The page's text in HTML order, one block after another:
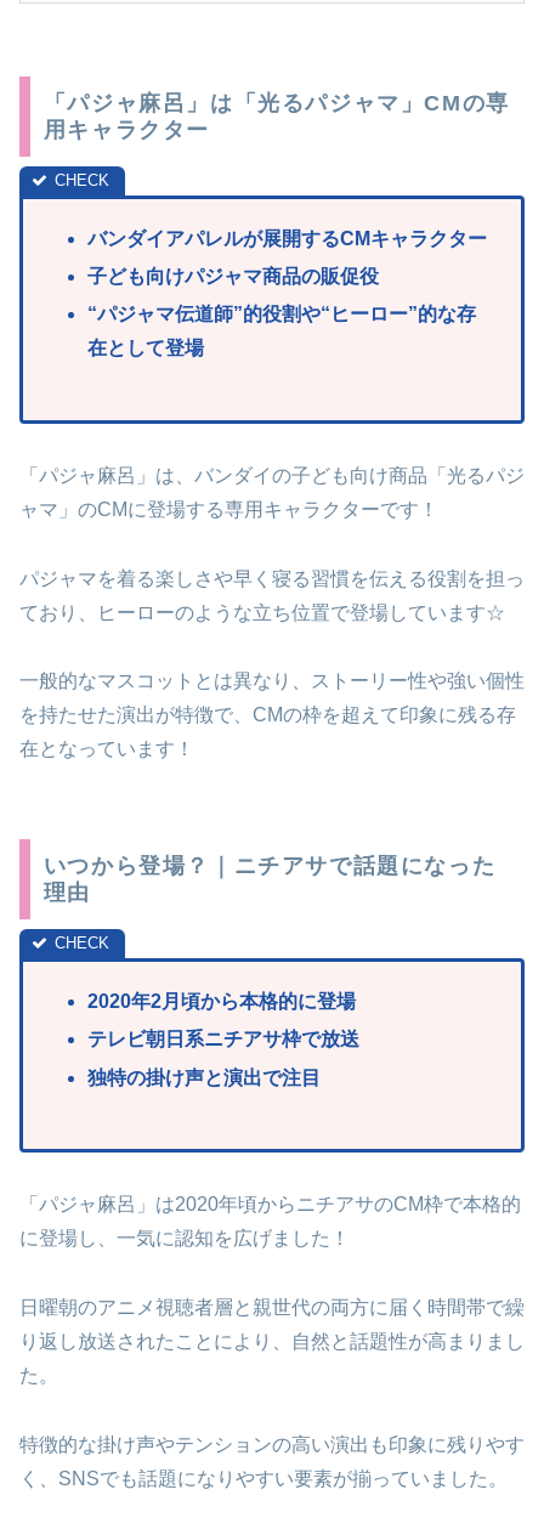
「パジャ麻呂」は「光るパジャマ」CMの専
用キャラクター
バンダイアパレルが展開するCMキャラクター
子ども向けパジャマ商品の販促役
“パジャマ伝道師”的役割や“ヒーロー”的な存
在として登場
「パジャ麻呂」は、バンダイの子ども向け商品「光るパジ
ャマ」のCMに登場する専用キャラクターです！
パジャマを着る楽しさや早く寝る習慣を伝える役割を担っ
ており、ヒーローのような立ち位置で登場しています☆
一般的なマスコットとは異なり、ストーリー性や強い個性
を持たせた演出が特徴で、CMの枠を超えて印象に残る存
在となっています！
いつから登場？｜ニチアサで話題になった
理由
2020年2月頃から本格的に登場
テレビ朝日系ニチアサ枠で放送
独特の掛け声と演出で注目
「パジャ麻呂」は2020年頃からニチアサのCM枠で本格的
に登場し、一気に認知を広げました！
日曜朝のアニメ視聴者層と親世代の両方に届く時間帯で繰
り返し放送されたことにより、自然と話題性が高まりまし
た。
特徴的な掛け声やテンションの高い演出も印象に残りやす
く、SNSでも話題になりやすい要素が揃っていました。